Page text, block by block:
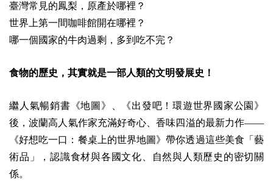
臺灣常見的鳳梨，原產於哪裡？
世界上第一間咖啡館開在哪裡？
哪一個國家的牛肉過剩，多到吃不完？
食物的歷史，其實就是一部人類的文明發展史！
繼人氣暢銷書《地圖》、《出發吧！環遊世界國家公園》
後，波蘭高人氣作家充滿好奇心、香味四溢的最新力作——
《好想吃一口：餐桌上的世界地圖》帶你透過這些美食「藝
術品」，認識食材與各國文化、自然與人類歷史的密切關
係。